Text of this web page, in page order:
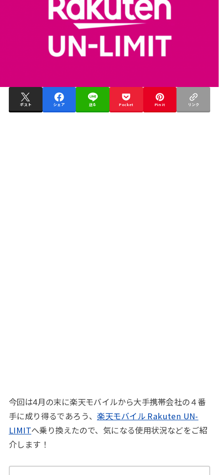
ポスト シェア 送る Pocket Pin it リンク
今回は4月の末に楽天モバイルから大手携帯会社の４番
手に成り得るであろう、 楽天モバイル Rakuten UN-
LIMITへ乗り換えたので、気になる使用状況などをご紹
介します！